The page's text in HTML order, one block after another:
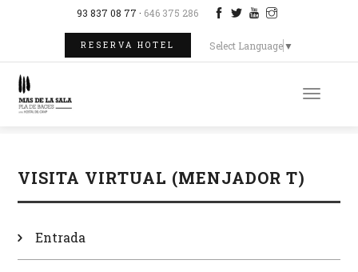
93 837 08 77 · 646 375 286
RESERVA HOTEL Select Language▼
Toggle
VISITA VIRTUAL (MENJADOR T)
Entrada